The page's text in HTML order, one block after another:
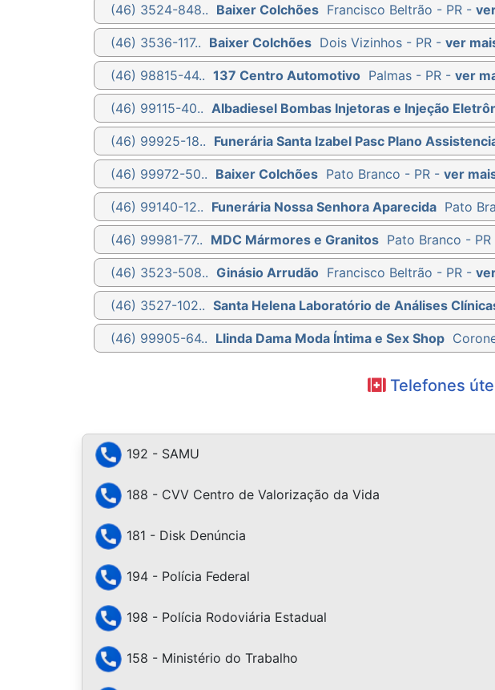
(46) 3524-848.. Baixer Colchões Francisco Beltrão - PR -
(46) 3536-117.. Baixer Colchões Dois Vizinhos - PR - ver
(46) 98815-44.. 137 Centro Automotivo Palmas - PR - ver
(46) 99115-40.. Albadiesel Bombas Injetoras e Injeção
(46) 99925-18.. Funerária Santa Izabel Pasc Plano
(46) 99972-50.. Baixer Colchões Pato Branco - PR - ver
(46) 99140-12.. Funerária Nossa Senhora Aparecida Pato
(46) 99981-77.. MDC Mármores e Granitos Pato Branco - PR
(46) 3523-508.. Ginásio Arrudão Francisco Beltrão - PR -
(46) 3527-102.. Santa Helena Laboratório de Análises
(46) 99905-64.. Llinda Dama Moda Íntima e Sex Shop
Telefones
192 - SAMU
188 - CVV Centro de Valorização da Vida
181 - Disk Denúncia
194 - Polícia Federal
198 - Polícia Rodoviária Estadual
158 - Ministério do Trabalho